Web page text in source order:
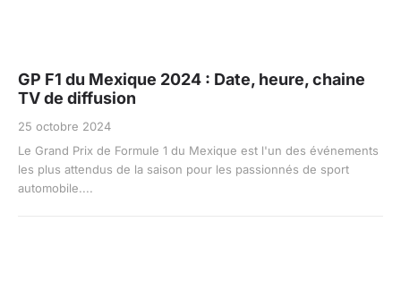
GP F1 du Mexique 2024 : Date, heure, chaine
TV de diffusion
25 octobre 2024
Le Grand Prix de Formule 1 du Mexique est l'un des événements
les plus attendus de la saison pour les passionnés de sport
automobile....